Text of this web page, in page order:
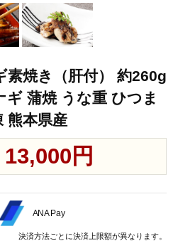
素焼き（肝付） 約260g
ギ 蒲焼 うな重 ひつま
熊本県産
13,000円
ANA Pay
決済方法ごとに決済上限額が異なります。